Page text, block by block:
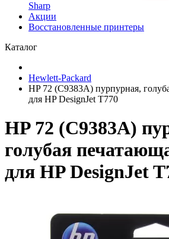
Sharp
Акции
Восстановленные принтеры
Каталог
Hewlett-Packard
HP 72 (C9383A) пурпурная,
для HP DesignJet T770
HP 72 (C9383A)
голубая
для HP DesignJet